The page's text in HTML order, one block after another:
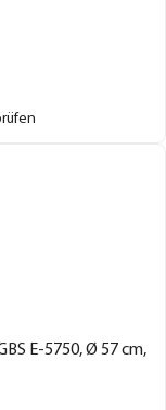
E-5750, Ø 57 cm,